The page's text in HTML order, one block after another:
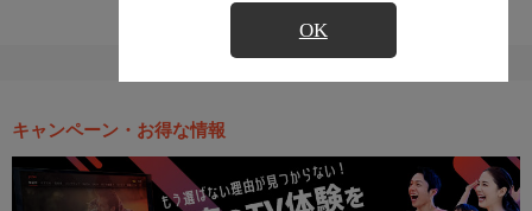
OK
キャンペーン・お得な情報